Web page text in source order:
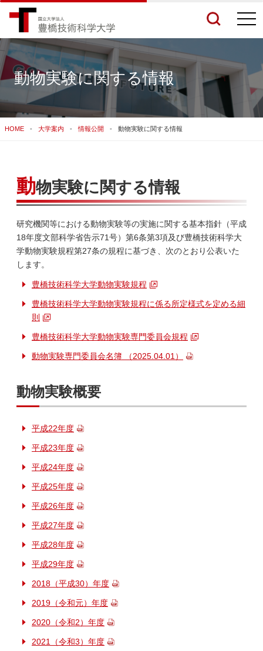
検索結果をもっと見る
動物実験に関する情報
HOME 大学案内 情報公開 動物実験に関する情報
動物実験に関する情報
研究機関等における動物実験等の実施に関する基本指針（平成
18年度文部科学省告示71号）第6条第3項及び豊橋技術科学大
学動物実験規程第27条の規程に基づき、次のとおり公表いた
します。
豊橋技術科学大学動物実験規程
豊橋技術科学大学動物実験規程に係る所定様式を定める細
則
豊橋技術科学大学動物実験専門委員会規程
動物実験専門委員会名簿 （2025.04.01）
動物実験概要
平成22年度
平成23年度
平成24年度
平成25年度
平成26年度
平成27年度
平成28年度
平成29年度
2018（平成30）年度
2019（令和元）年度
2020（令和2）年度
2021（令和3）年度